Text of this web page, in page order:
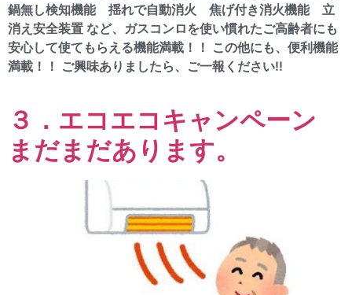
鍋無し検知機能 揺れで自動消火 焦げ付き消火機能 立
消え安全装置 など、ガスコンロを使い慣れたご高齢者にも
安心して使てもらえる機能満載！！ この他にも、便利機能
満載！！ ご興味ありましたら、ご一報ください!!
３．エコエコキャンペーン
まだまだあります。